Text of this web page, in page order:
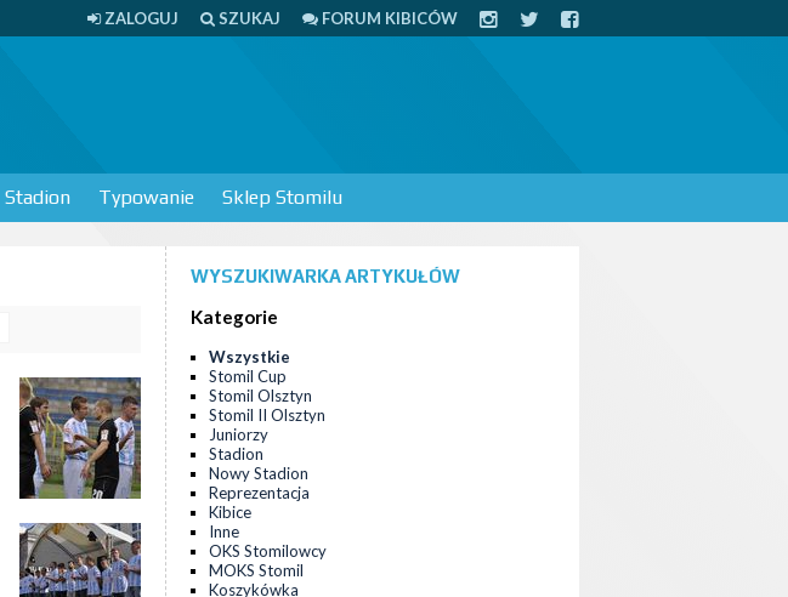
ZALOGUJ SZUKAJ FORUM KIBICÓW
Stadion Typowanie Sklep Stomilu
WYSZUKIWARKA ARTYKUŁÓW
Kategorie
Wszystkie
Stomil Cup
Stomil Olsztyn
Stomil II Olsztyn
Juniorzy
Stadion
Nowy Stadion
Reprezentacja
Kibice
Inne
OKS Stomilowcy
MOKS Stomil
Koszykówka